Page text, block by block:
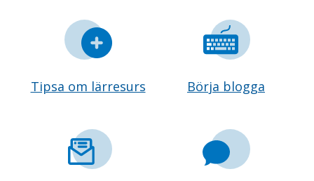
Tipsa om lärresurs Börja blogga